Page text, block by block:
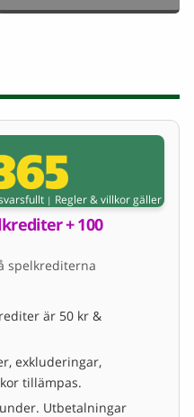
| Regler & villkor gäller
+ 100
spelkrediterna
är 50 kr &
exkluderingar,
tillämpas.
Utbetalningar